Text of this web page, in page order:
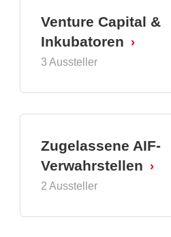
Venture Capital &
Inkubatoren
3 Aussteller
Zugelassene AIF-
Verwahrstellen
2 Aussteller